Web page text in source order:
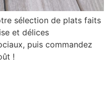
sélection de plats faits
et délices
puis commandez
!